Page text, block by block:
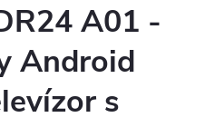
A01 -
Android
s